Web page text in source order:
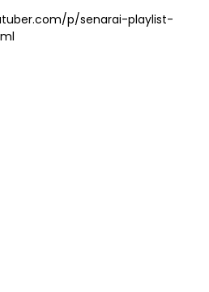
p/senarai-playlist-